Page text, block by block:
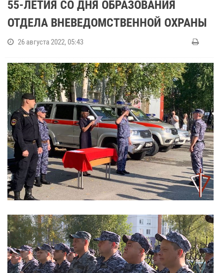
55-ЛЕТИЯ СО ДНЯ ОБРАЗОВАНИЯ
ОТДЕЛА ВНЕВЕДОМСТВЕННОЙ ОХРАНЫ
26 августа 2022, 05:43